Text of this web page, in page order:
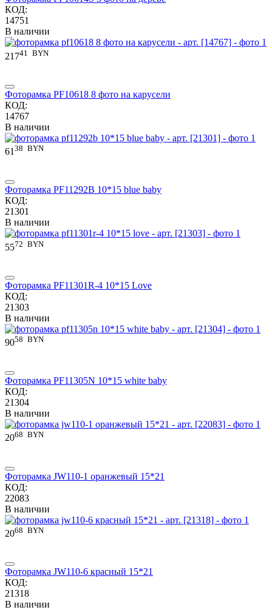
КОД:
14751
В наличии
21741 BYN
Фоторамка PF10618 8 фото на карусели
КОД:
14767
В наличии
61 38 BYN
Фоторамка PF11292B 10*15 blue baby
КОД:
21301
В наличии
5572 BYN
Фоторамка PF11301R-4 10*15 Love
КОД:
21303
В наличии
9058 BYN
Фоторамка PF11305N 10*15 white baby
КОД:
21304
В наличии
2068 BYN
Фоторамка JW110-1 оранжевый 15*21
КОД:
22083
В наличии
2068 BYN
Фоторамка JW110-6 красный 15*21
КОД:
21318
В наличии